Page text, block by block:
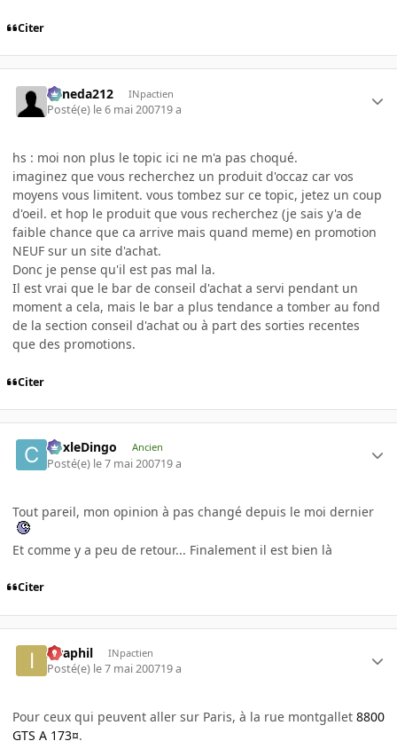
Citer
keneda212 INpactien
Posté(e) le 6 mai 200719 a
hs : moi non plus le topic ici ne m'a pas choqué.
imaginez que vous recherchez un produit d'occaz car vos
moyens vous limitent. vous tombez sur ce topic, jetez un coup
d'oeil. et hop le produit que vous recherchez (je sais y'a de
faible chance que ca arrive mais quand meme) en promotion
NEUF sur un site d'achat.
Donc je pense qu'il est pas mal la.
Il est vrai que le bar de conseil d'achat a servi pendant un
moment a cela, mais le bar a plus tendance a tomber au fond
de la section conseil d'achat ou à part des sorties recentes
que des promotions.
Citer
CoxleDingo Ancien
Posté(e) le 7 mai 200719 a
Tout pareil, mon opinion à pas changé depuis le moi dernier
Et comme y a peu de retour... Finalement il est bien là
Citer
Israphil INpactien
Posté(e) le 7 mai 200719 a
Pour ceux qui peuvent aller sur Paris, à la rue montgallet 8800
GTS A 173¤.